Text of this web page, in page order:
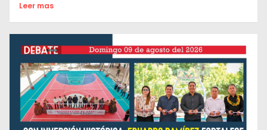
Leer mas